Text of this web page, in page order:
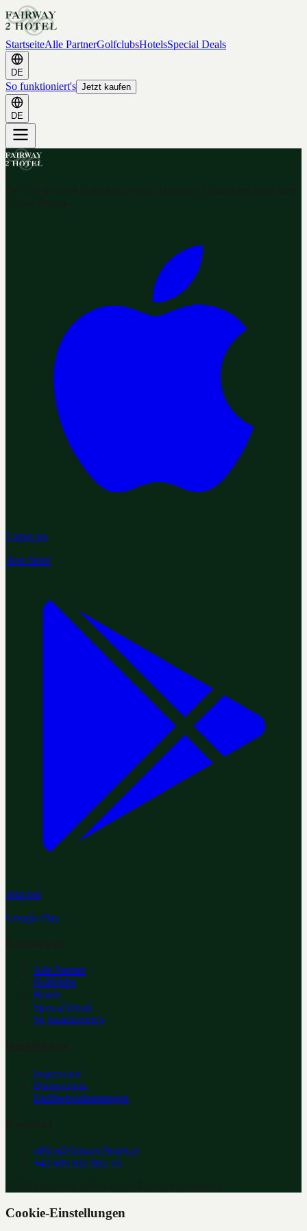
StartseiteAlle PartnerGolfclubsHotelsSpecial Deals
DE
So funktioniert's Jetzt kaufen
DE
Laden im
App Store
Jetzt bei
Google Play
Alle Partner
Golfclubs
Hotels
Special Deals
So funktioniert's
Impressum
Datenschutz
Einlösebestimmungen
office@fairway2hotel.at
+43 699 811 802 16
Cookie-Einstellungen